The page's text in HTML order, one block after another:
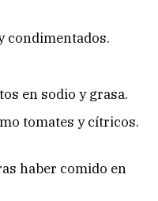
condimentados.
en sodio y grasa.
tomates y cítricos.
haber comido en